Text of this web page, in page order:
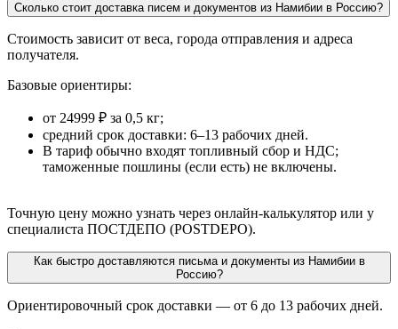
Сколько стоит доставка писем и документов из Намибии в Россию?
Стоимость зависит от веса, города отправления и адреса
получателя.
Базовые ориентиры:
от 24999 ₽ за 0,5 кг;
средний срок доставки: 6–13 рабочих дней.
В тариф обычно входят топливный сбор и НДС;
таможенные пошлины (если есть) не включены.
Точную цену можно узнать через онлайн-калькулятор или у
специалиста ПОСТДЕПО (POSTDEPO).
Как быстро доставляются письма и документы из Намибии в
Россию?
Ориентировочный срок доставки — от 6 до 13 рабочих дней.